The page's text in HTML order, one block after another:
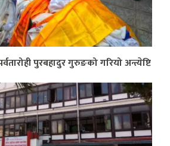
पुरबहादुर गुरुङको गरियो अन्त्येष्टि